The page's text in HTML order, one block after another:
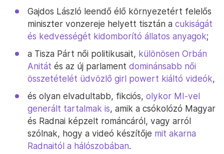
Gajdos László leendő élő környezetért felelős
miniszter vonzereje helyett tisztán a cukiságát
és kedvességét kidomborító állatos anyagok;
a Tisza Párt női politikusait, különösen Orbán
Anitát és az új parlament dominánsabb női
összetételét üdvözlő girl powert kiáltó videók,
és olyan elvadultabb, fikciós, olykor MI-vel
generált tartalmak is, amik a csókolózó Magyar
és Radnai képzelt románcáról, vagy arról
szólnak, hogy a videó készítője mit akarna
Radnaitól a hálószobában.